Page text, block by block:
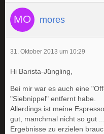
mores
31. Oktober 2013 um 10:29
Hi Barista-Jüngling,
Bei mir war es auch eine
"Siebnippel" entfernt habe.
Allerdings ist meine
gut, manchmal nicht so gut
Ergebnisse zu erzielen